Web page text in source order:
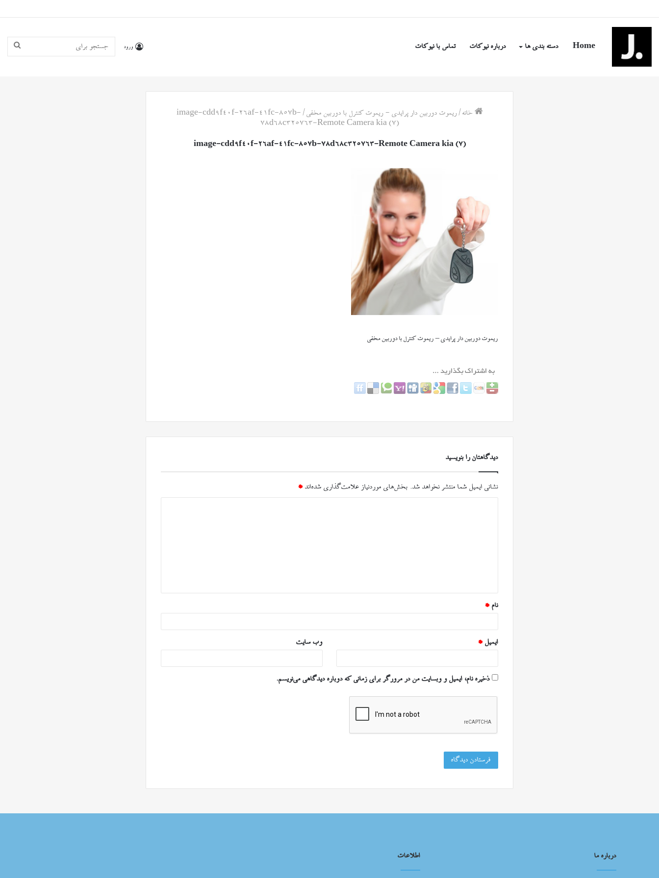
Home دسته بندی ها درباره نیوکات تماس با نیوکات ورود
خانه /ریموت دوربین دار پرایدی - ریموت کنترل با دوربین مخفی /
image-cdd9f40f-26af-41fc-857b-
78d68c325763-Remote Camera kia (7)
image-cdd9f40f-26af-41fc-857b-78d68c325763-Remote Camera kia (7)
ریموت دوربین دار پرایدی – ریموت کنترل با دوربین مخفی
دیدگاهتان را بنویسید
نشانی ایمیل شما منتشر نخواهد شد. بخش‌های موردنیاز علامت‌گذاری شده‌اند *
*
نام *
ایمیل * وب‌ سایت
ذخیره نام، ایمیل و وبسایت من در مرورگر برای زمانی که دوباره دیدگاهی می‌نویسم.
درباره ما اطلاعات